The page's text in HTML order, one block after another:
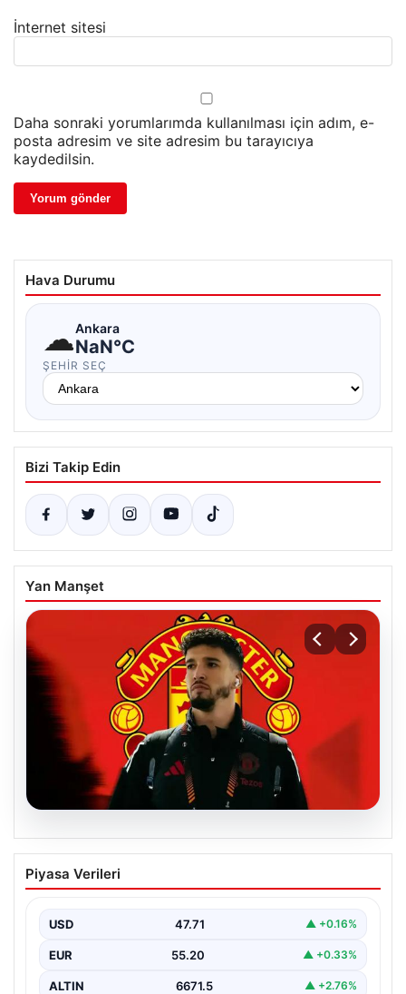
İnternet sitesi
Daha sonraki yorumlarımda kullanılması için adım, e-
posta adresim ve site adresim bu tarayıcıya
kaydedilsin.
Hava Durumu
☁Ankara
NaN°C
ŞEHIR SEÇ
Bizi Takip Edin
Yan Manşet
Manchester United resmen duyurdu!
Altay Bayındır’ın yeni adresi belli oldu
Piyasa Verileri
USD 47.71 ▲ +0.16%
EUR 55.20 ▲ +0.33%
ALTIN 6671.5 ▲ +2.76%